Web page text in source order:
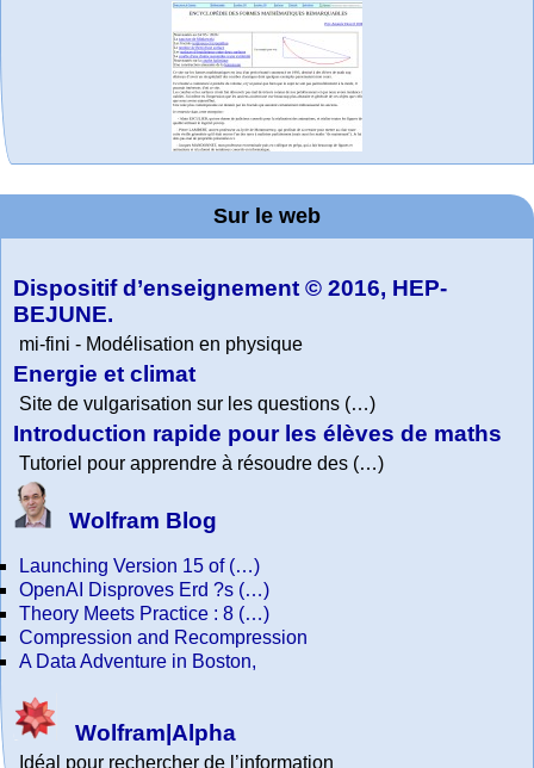
Arts-Scènes
TED Talks
Office fédéral de
la statistique
Wolfram
Demonstrations
Project. College
Physics
Online math
practice and
lessons
Wolfram
Education Portal
Wolfram
Mathematica
Tutorial
Collection
La société 2018
expliquée à mon
grand-père
Wolfram web
resources
Sur le web
Dispositif d’enseignement © 2016, HEP-
BEJUNE.
mi-fini - Modélisation en physique
Energie et climat
Site de vulgarisation sur les questions (…)
Introduction rapide pour les élèves de maths
Tutoriel pour apprendre à résoudre des (…)
Wolfram Blog
Launching Version 15 of (…)
OpenAI Disproves Erd ?s (…)
Theory Meets Practice : 8 (…)
Compression and Recompression
A Data Adventure in Boston,
Wolfram|Alpha
Idéal pour rechercher de l’information